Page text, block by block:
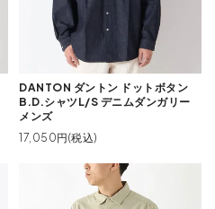
DANTON ダントン ドットボタン
B.D.シャツL/S デニムダンガリー
メンズ
17,050円(税込)